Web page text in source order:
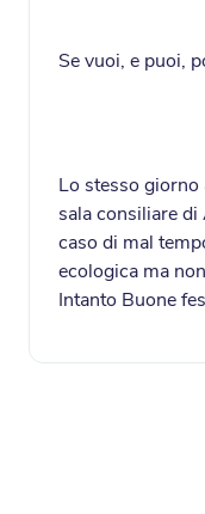
Se vuoi, e puoi,
Lo stesso
sala consiliare
caso di mal
ecologica ma
Intanto Buone